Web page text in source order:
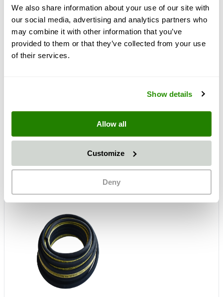
We also share information about your use of our site with
our social media, advertising and analytics partners who
may combine it with other information that you’ve
provided to them or that they’ve collected from your use
of their services.
Show details
Allow all
Customize
Deny
+